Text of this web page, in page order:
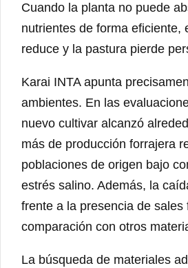
Cuando la planta no puede
nutrientes de forma eficiente,
reduce y la pastura pierde
Karai INTA apunta
ambientes. En las
nuevo cultivar alcanzó
más de producción forrajera
poblaciones de origen bajo
estrés salino. Además, la
frente a la presencia de sales
comparación con otros
La búsqueda de materiales